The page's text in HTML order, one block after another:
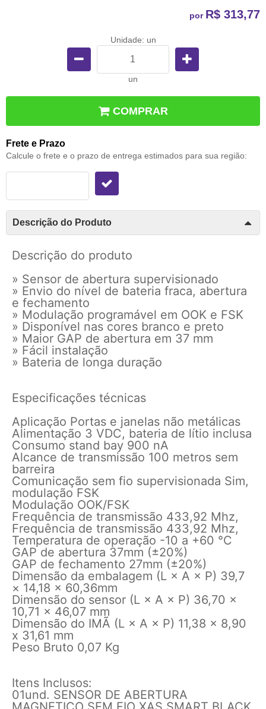
por R$ 313,77
Unidade: un
un
COMPRAR
Frete e Prazo
Calcule o frete e o prazo de entrega estimados para sua região:
Descrição do Produto
Descrição do produto
» Sensor de abertura supervisionado
» Envio do nível de bateria fraca, abertura
e fechamento
» Modulação programável em OOK e FSK
» Disponível nas cores branco e preto
» Maior GAP de abertura em 37 mm
» Fácil instalação
» Bateria de longa duração
Especificações técnicas
Aplicação Portas e janelas não metálicas
Alimentação 3 VDC, bateria de lítio inclusa
Consumo stand bay 900 nA
Alcance de transmissão 100 metros sem
barreira
Comunicação sem fio supervisionada Sim,
modulação FSK
Modulação OOK/FSK
Frequência de transmissão 433,92 Mhz,
Frequência de transmissão 433,92 Mhz,
Temperatura de operação -10 a +60 °C
GAP de abertura 37mm (±20%)
GAP de fechamento 27mm (±20%)
Dimensão da embalagem (L × A × P) 39,7
× 14,18 × 60,36mm
Dimensão do sensor (L × A × P) 36,70 x
10,71 x 46,07 mm
Dimensão do IMÃ (L × A × P) 11,38 x 8,90
x 31,61 mm
Peso Bruto 0,07 Kg
Itens Inclusos:
01und. SENSOR DE ABERTURA